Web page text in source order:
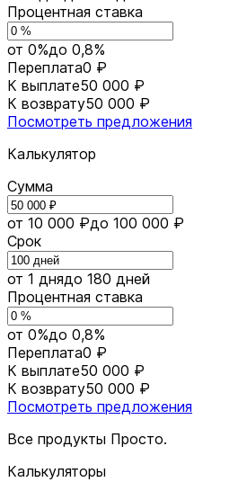
Процентная ставка
от 0%до 0,8%
Переплата0 ₽
К выплате50 000 ₽
К возврату50 000 ₽
Посмотреть предложения
Калькулятор
Сумма
от 10 000 ₽до 100 000 ₽
Срок
от 1 днядо 180 дней
Процентная ставка
от 0%до 0,8%
Переплата0 ₽
К выплате50 000 ₽
К возврату50 000 ₽
Посмотреть предложения
Все продукты Просто.
Калькуляторы